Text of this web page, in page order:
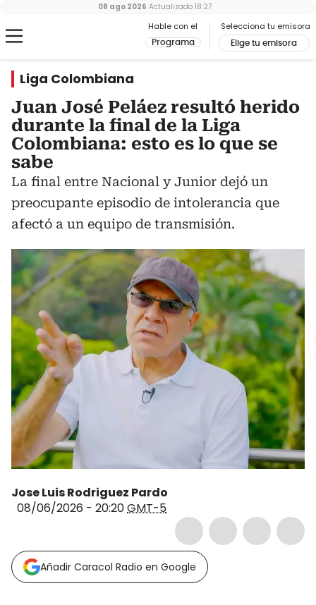
Hable con el
Programa
Selecciona tu emisora
Elige tu emisora
08 ago 2026 Actualizado 18:27
Liga Colombiana
Juan José Peláez resultó herido
durante la final de la Liga
Colombiana: esto es lo que se
sabe
La final entre Nacional y Junior dejó un
preocupante episodio de intolerancia que
afectó a un equipo de transmisión.
Jose Luis Rodriguez Pardo
08/06/2026 - 20:20GMT-5
Añadir Caracol Radio en Google